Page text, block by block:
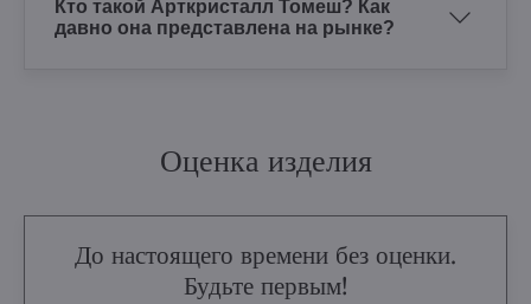
Кто такой Арткристалл Томеш? Как
давно она представлена на рынке?
Оценка изделия
До настоящего времени без оценки.
Будьте первым!